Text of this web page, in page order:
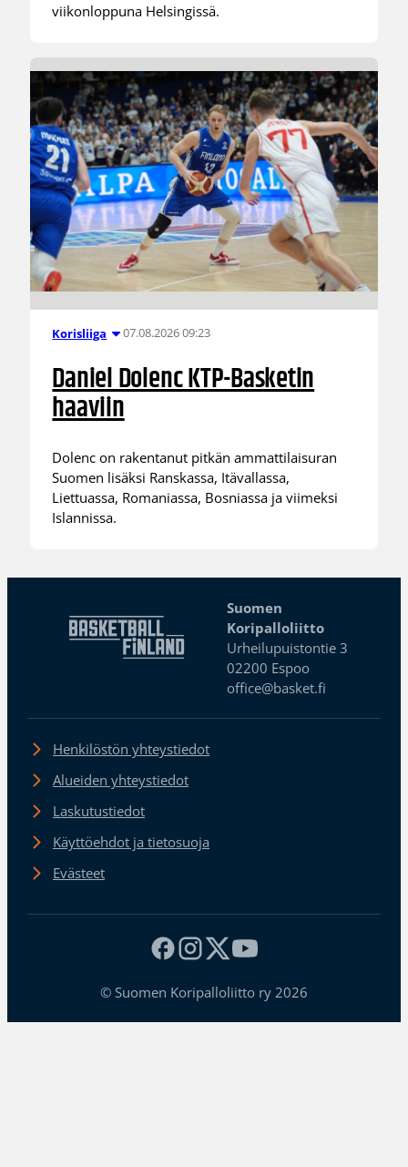
viikonloppuna Helsingissä.
Korisliiga 07.08.2026 09:23
Daniel Dolenc KTP-Basketin
haaviin
Dolenc on rakentanut pitkän ammattilaisuran
Suomen lisäksi Ranskassa, Itävallassa,
Liettuassa, Romaniassa, Bosniassa ja viimeksi
Islannissa.
Suomen
Koripalloliitto
Urheilupuistontie 3
02200 Espoo
office@basket.fi
Henkilöstön yhteystiedot
Alueiden yhteystiedot
Laskutustiedot
Käyttöehdot ja tietosuoja
Evästeet
© Suomen Koripalloliitto ry 2026